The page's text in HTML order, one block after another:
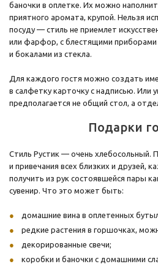
баночки в оплетке. Их можно
приятного аромата, крупой. Нельзя
посуду — стиль не приемлет
или фарфор, с блестящими приборами
и бокалами из стекла.
Для каждого гостя можно создать
в салфетку карточку с надписью. Или
предполагается не общий стол, а
Подарки
Стиль Рустик — очень хлебосольный.
и привечания всех близких и друзей,
получить из рук состоявшейся пары
сувенир. Что это может быть:
домашние вина в оплетенных
редкие растения в горшочках,
декорированные свечи;
коробки и баночки с домашними